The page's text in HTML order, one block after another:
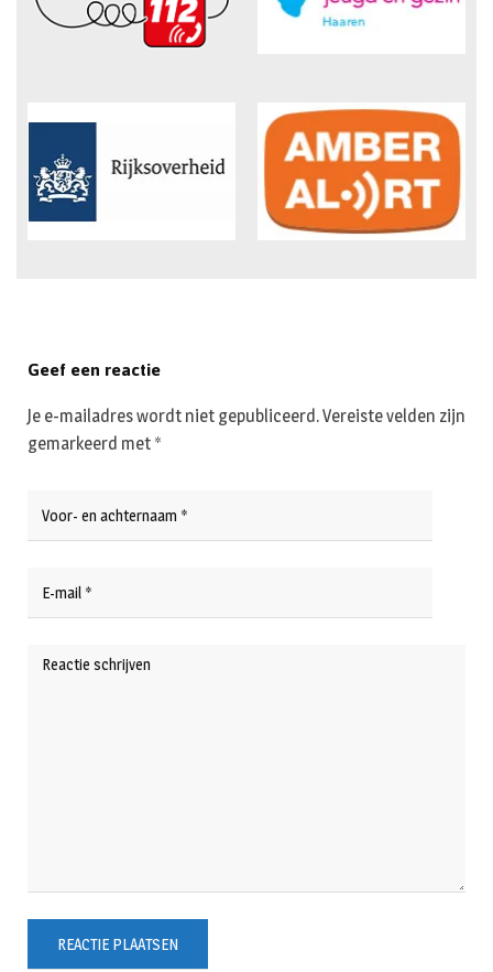
Geef een reactie
Je e-mailadres wordt niet gepubliceerd.Vereiste velden zijn
gemarkeerd met *